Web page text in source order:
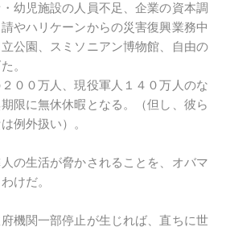
幼児施設の人員不足、企業の資本調
やハリケーンからの災害復興業務中
公園、スミソニアン博物館、自由の
。
００万人、現役軍人１４０万人のな
限に無休休暇となる。（但し、彼ら
例外扱い）。
の生活が脅かされることを、オバマ
けだ。
機関一部停止が生じれば、直ちに世